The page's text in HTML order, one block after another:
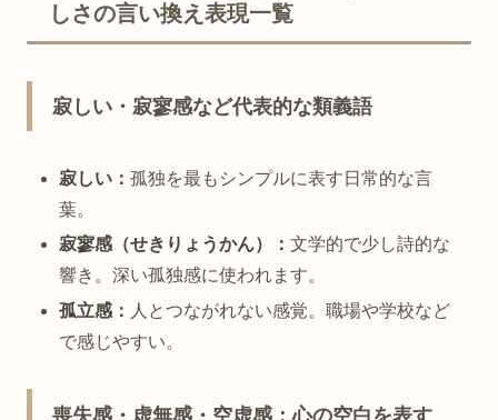
しさの言い換え表現一覧
寂しい・寂寥感など代表的な類義語
寂しい：孤独を最もシンプルに表す日常的な言
葉。
寂寥感（せきりょうかん）：文学的で少し詩的な
響き。深い孤独感に使われます。
孤立感： 人とつながれない感覚。職場や学校など
で感じやすい。
喪失感・虚無感・空虚感：心の空白を表す